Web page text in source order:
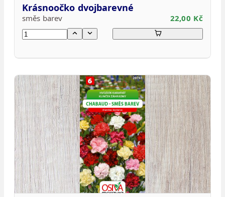
Krásnoočko dvojbarevné
směs barev 22,00 Kč